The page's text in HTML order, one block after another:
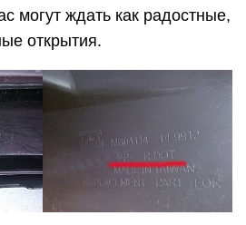
могут ждать как радостные,
открытия.